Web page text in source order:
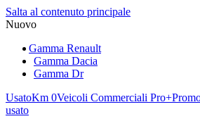
Salta al contenuto principale
Nuovo
Gamma Renault
Gamma Dacia
Gamma Dr
UsatoKm 0Veicoli Commerciali Pro+
usato